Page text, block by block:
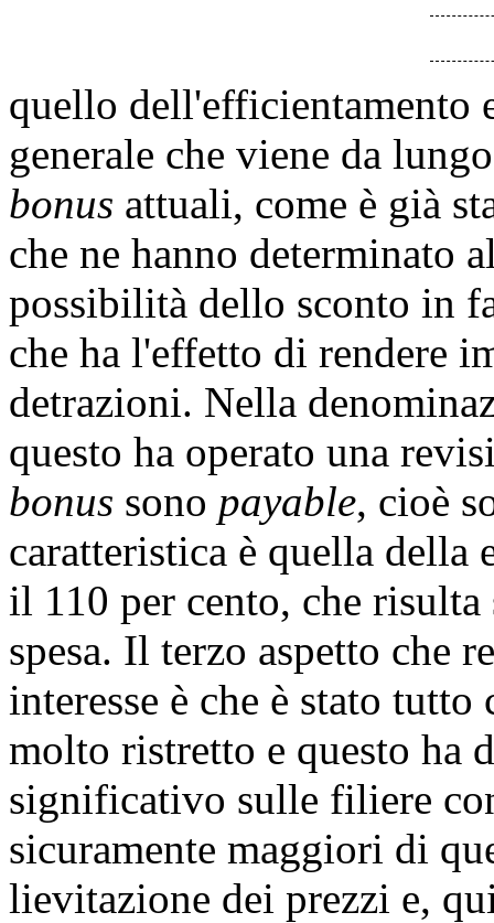
quello dell'efficientamento
generale che viene da
bonus attuali, come è già
che ne hanno determinato
possibilità dello sconto in
che ha l'effetto di rendere
detrazioni. Nella
questo ha operato una
bonus sono payable, cioè
caratteristica è quella della
il 110 per cento, che
spesa. Il terzo aspetto che
interesse è che è stato
molto ristretto e questo ha
significativo sulle filiere
sicuramente maggiori di
lievitazione dei prezzi e,